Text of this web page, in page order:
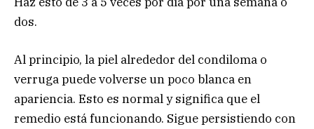
dos.
Al principio, la piel alrededor del condiloma o
verruga puede volverse un poco blanca en
apariencia. Esto es normal y significa que el
remedio está funcionando. Sigue persistiendo con